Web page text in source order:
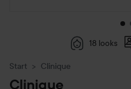
18 looks
Start Clinique
Clinique